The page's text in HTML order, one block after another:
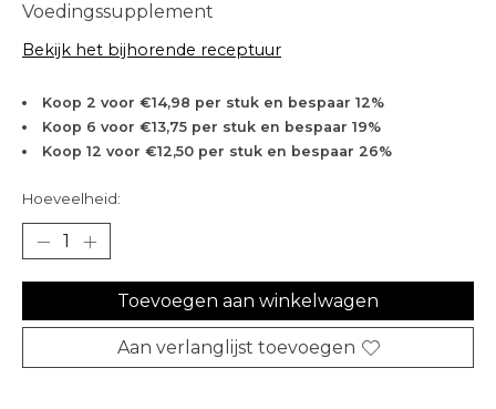
Voedingssupplement
Bekijk het bijhorende receptuur
Koop 2 voor €14,98 per stuk en bespaar 12%
Koop 6 voor €13,75 per stuk en bespaar 19%
Koop 12 voor €12,50 per stuk en bespaar 26%
Hoeveelheid:
Toevoegen aan winkelwagen
Aan verlanglijst toevoegen